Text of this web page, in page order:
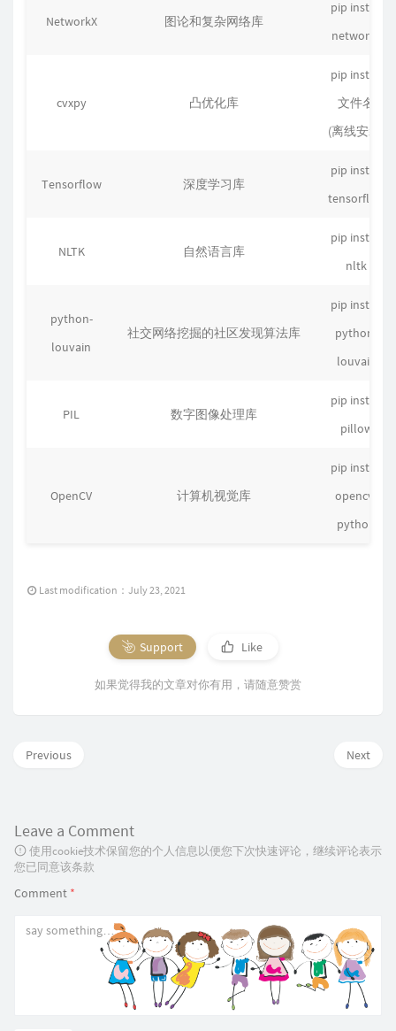
NetworkX 图论和复杂网络库
pip install
networkx
cvxpy 凸优化库
pip install
文件名
(离线安装)
Tensorflow 深度学习库
pip install
tensorflow
NLTK 自然语言库
pip install
nltk
python-
louvain
社交网络挖掘的社区发现算法库
pip install
python-
louvain
PIL 数字图像处理库
pip install
pillow
OpenCV 计算机视觉库
pip install
opencv-
python
Last modification：July 23, 2021
Support Like
如果觉得我的文章对你有用，请随意赞赏
Next
Previous
Leave a Comment
使用cookie技术保留您的个人信息以便您下次快速评论，继续评论表示
您已同意该条款
Comment *